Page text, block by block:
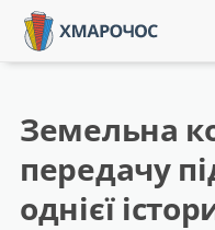
Земельна
передачу
однієї